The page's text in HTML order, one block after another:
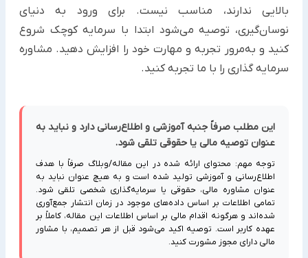
بالایی ندارند، مناسب نیست. برای ورود به دنیای
نوسان‌گیری، توصیه می‌شود ابتدا با سرمایه کوچک شروع
کنید و به‌مرور تجربه و مهارت خود را افزایش دهید. مشاوره
سرمایه گذاری را با ما تجربه کنید.
این مطلب صرفاً جنبه آموزشی و اطلاع‌رسانی دارد و نباید به
عنوان توصیه مالی یا حقوقی تلقی شود.
توجه مهم: محتوای ارائه شده در این مقاله/وبلاگ صرفاً با هدف
اطلاع‌رسانی و آموزشی تولید شده است و به هیچ عنوان نباید به
عنوان مشاوره مالی، حقوقی یا سرمایه‌گذاری شخصی تلقی شود.
تمامی اطلاعات بر اساس داده‌های موجود در زمان انتشار جمع‌آوری
شده‌اند و هرگونه اقدام مالی بر اساس اطلاعات این مقاله، کاملاً بر
عهده کاربر است. توصیه اکید می‌شود قبل از هر تصمیم، با مشاور
مالی دارای مجوز مشورت کنید.